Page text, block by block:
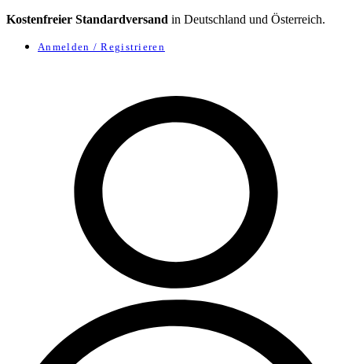
Kostenfreier Standardversand in Deutschland und Österreich.
Anmelden / Registrieren